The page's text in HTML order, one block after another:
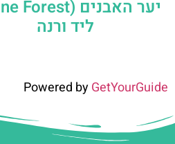
ליד ורנה
Powered byGetYourGuide